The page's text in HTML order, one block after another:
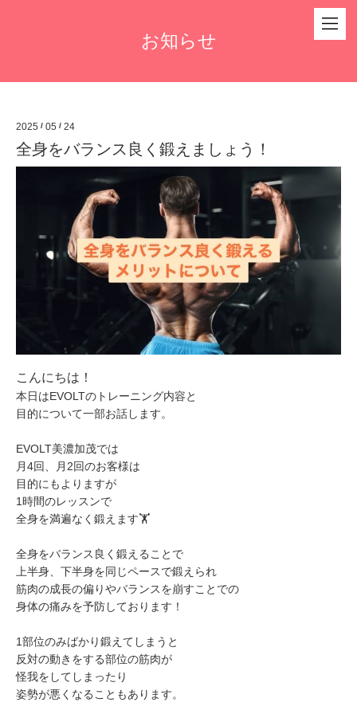
お知らせ
2025 / 05 / 24
全身をバランス良く鍛えましょう！
こんにちは！
本日はEVOLTのトレーニング内容と
目的について一部お話します。
EVOLT美濃加茂では
月4回、月2回のお客様は
目的にもよりますが
1時間のレッスンで
全身を満遍なく鍛えます🏋️
全身をバランス良く鍛えることで
上半身、下半身を同じペースで鍛えられ
筋肉の成長の偏りやバランスを崩すことでの
身体の痛みを予防しております！
1部位のみばかり鍛えてしまうと
反対の動きをする部位の筋肉が
怪我をしてしまったり
姿勢が悪くなることもあります。